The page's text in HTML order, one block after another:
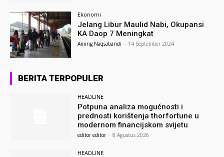
Ekonomi
Jelang Libur Maulid Nabi, Okupansi
KA Daop 7 Meningkat
Aming Naqsabandi - 14 September 2024
BERITA TERPOPULER
HEADLINE
Potpuna analiza mogućnosti i
prednosti korištenja thorfortune u
modernom financijskom svijetu
editor editor - 8 Agustus 2026
HEADLINE